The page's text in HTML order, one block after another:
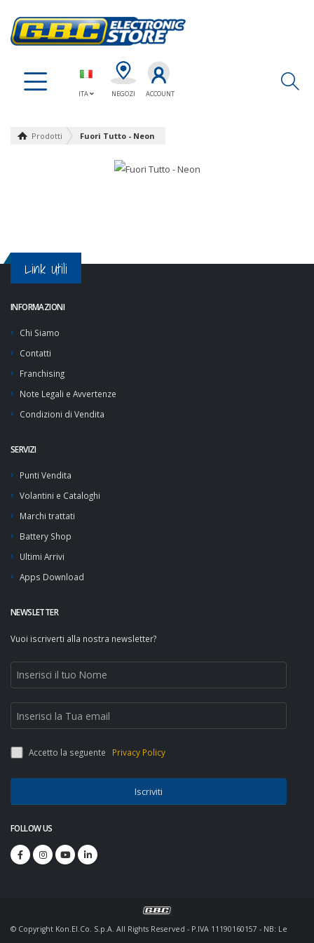
ITA NEGOZI ACCOUNT
Prodotti Fuori Tutto - Neon
Link Utili
INFORMAZIONI
Chi Siamo
Contatti
Franchising
Note Legali e Avvertenze
Condizioni di Vendita
SERVIZI
Punti Vendita
Volantini e Cataloghi
Marchi trattati
Battery Shop
Ultimi Arrivi
Apps Download
NEWSLETTER
Vuoi iscriverti alla nostra newsletter?
Accetto la seguente Privacy Policy
Iscriviti
FOLLOW US
© Copyright Kon.El.Co. S.p.A. All Rights Reserved - P.IVA 11190160157 - NB: Le